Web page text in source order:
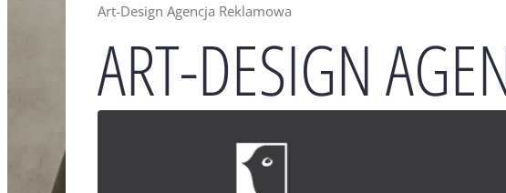
Art-Design Agencja Reklamowa
ART-DESIGN